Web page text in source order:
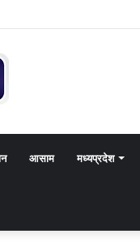
आसाम मध्यप्रदेश